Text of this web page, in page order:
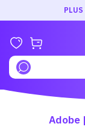
اشتراك ادوبي كريتيف كلاود 3 اشهر (رسمي) | Adobe